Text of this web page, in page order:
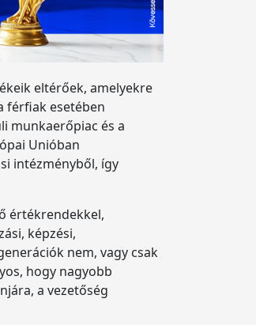
eltérőek, amelyekre
férfiak esetében
munkaerőpiac és a
Unióban
intézményből, így
értékrendekkel,
képzési,
nem, vagy csak
hogy nagyobb
a vezetőség